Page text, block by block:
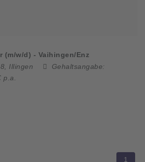
(m/w/d) - Vaihingen/Enz
Illingen
Gehaltsangabe:
1